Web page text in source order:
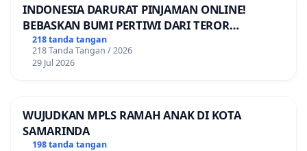
INDONESIA DARURAT PINJAMAN ONLINE!
BEBASKAN BUMI PERTIWI DARI TEROR
PINJAMAN ONLINE! TUTUP PINJOL!
218 tanda tangan
218 Tanda Tangan / 2026
29 Jul 2026
WUJUDKAN MPLS RAMAH ANAK DI KOTA
SAMARINDA
198 tanda tangan